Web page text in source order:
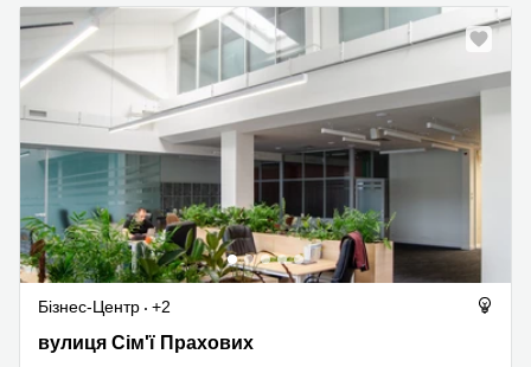
Бізнес-Центр
+2
вулиця Сім'ї Прахових 50, Київ
вулиця Сім'ї Прахових